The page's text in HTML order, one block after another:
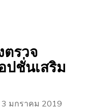
ตรวจ
ปชั่นเสริม
3 มกราคม 2019